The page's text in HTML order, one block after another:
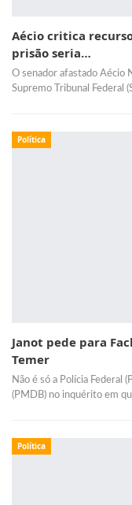
Aécio critica
prisão seria…
O senador afastado Aécio
Supremo Tribunal Federal
Política
Janot pede para
Temer
Não é só a Polícia Federal
(PMDB) no inquérito em
Política